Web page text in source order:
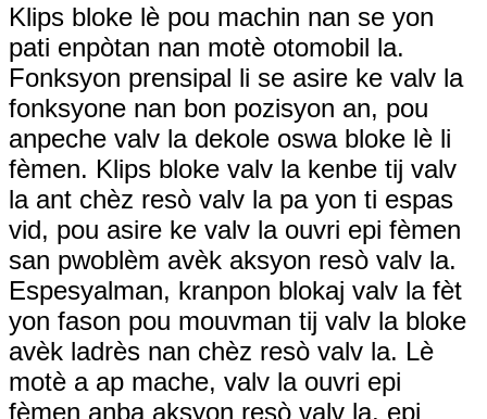
Klips bloke lè pou machin nan se yon
pati enpòtan nan motè otomobil la.
Fonksyon prensipal li se asire ke valv la
fonksyone nan bon pozisyon an, pou
anpeche valv la dekole oswa bloke lè li
fèmen. Klips bloke valv la kenbe tij valv
la ant chèz resò valv la pa yon ti espas
vid, pou asire ke valv la ouvri epi fèmen
san pwoblèm avèk aksyon resò valv la.
Espesyalman, kranpon blokaj valv la fèt
yon fason pou mouvman tij valv la bloke
avèk ladrès nan chèz resò valv la. Lè
motè a ap mache, valv la ouvri epi
fèmen anba aksyon resò valv la, epi